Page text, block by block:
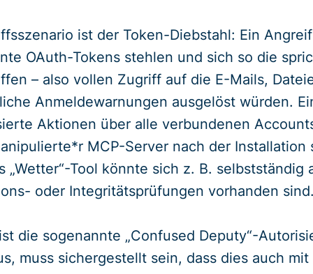
ist der Token-Diebstahl: Ein
OAuth-Tokens stehlen und sich so die
– also vollen Zugriff auf die E-Mails,
Anmeldewarnungen ausgelöst würden.
Aktionen über alle verbundenen
MCP-Server nach der
„Wetter“-Tool könnte sich z. B.
oder Integritätsprüfungen vorhanden
die sogenannte „Confused Deputy“-
muss sichergestellt sein, dass dies auch